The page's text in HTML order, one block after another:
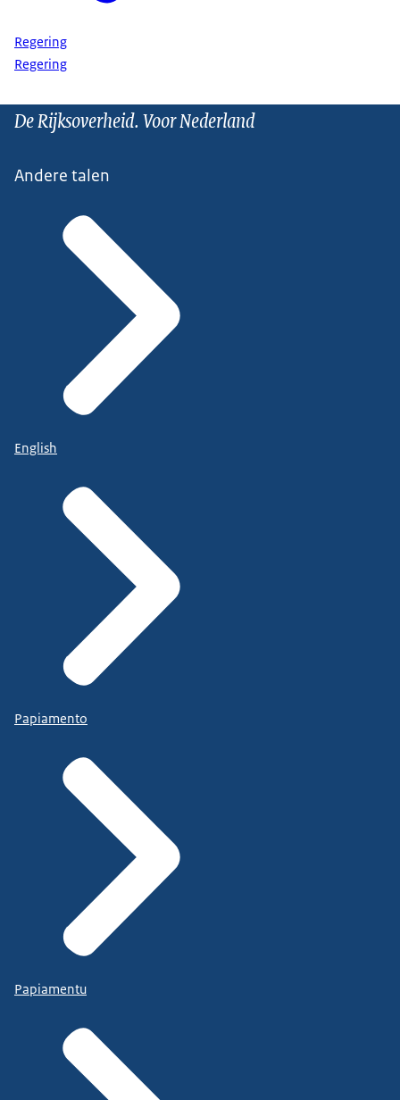
Regering
Regering
De Rijksoverheid. Voor Nederland
Andere talen
English
Papiamento
Papiamentu